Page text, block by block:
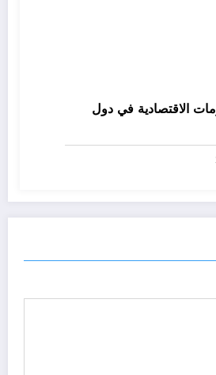
الاقتصادية في دول